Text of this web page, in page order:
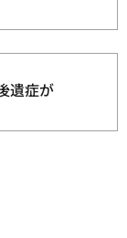
遺症が